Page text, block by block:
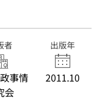
者
事情
会
出版年
2011.10